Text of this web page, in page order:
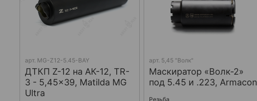
арт. MG-Z12-5.45-BAY
ДТКП Z-12 на АК-12, TR-
3 - 5,45x39, Matilda MG
Ultra
арт. 5,45 "Волк"
Маскиратор «Волк-2»
под 5.45 и .223, Armacon
Резьба